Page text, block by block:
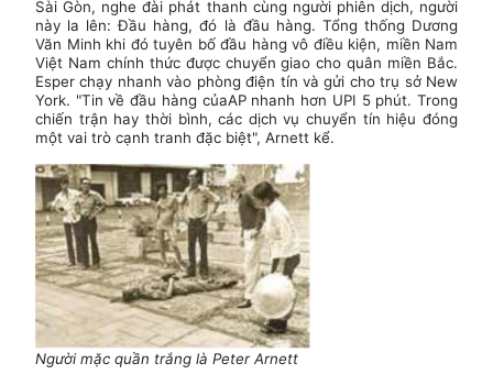
Sài Gòn, nghe đài phát thanh cùng người phiên dịch, người
này la lên: Đầu hàng, đó là đầu hàng. Tổng thống Dương
Văn Minh khi đó tuyên bố đầu hàng vô điều kiện, miền Nam
Việt Nam chính thức được chuyển giao cho quân miền Bắc.
Esper chạy nhanh vào phòng điện tín và gửi cho trụ sở New
York. "Tin về đầu hàng củaAP nhanh hơn UPI 5 phút. Trong
chiến trận hay thời bình, các dịch vụ chuyển tín hiệu đóng
một vai trò cạnh tranh đặc biệt", Arnett kể.
Người mặc quần trắng là Peter Arnett